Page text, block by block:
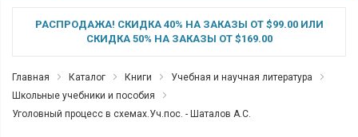
РАСПРОДАЖА! СКИДКА 40% НА ЗАКАЗЫ ОТ $99.00 ИЛИ
СКИДКА 50% НА ЗАКАЗЫ ОТ $169.00
Главная Каталог Книги
Учебная и научная литература
Школьные учебники и пособия
Уголовный процесс в схемах.Уч.пос. - Шаталов А.С.